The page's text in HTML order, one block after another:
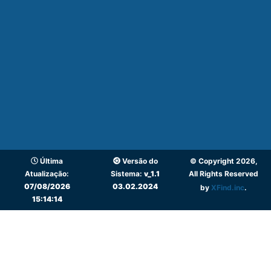
Última
Atualização:
07/08/2026
15:14:14
Versão do
Sistema:v_1.1
03.02.2024
© Copyright 2026,
All Rights Reserved
by XFind.inc.